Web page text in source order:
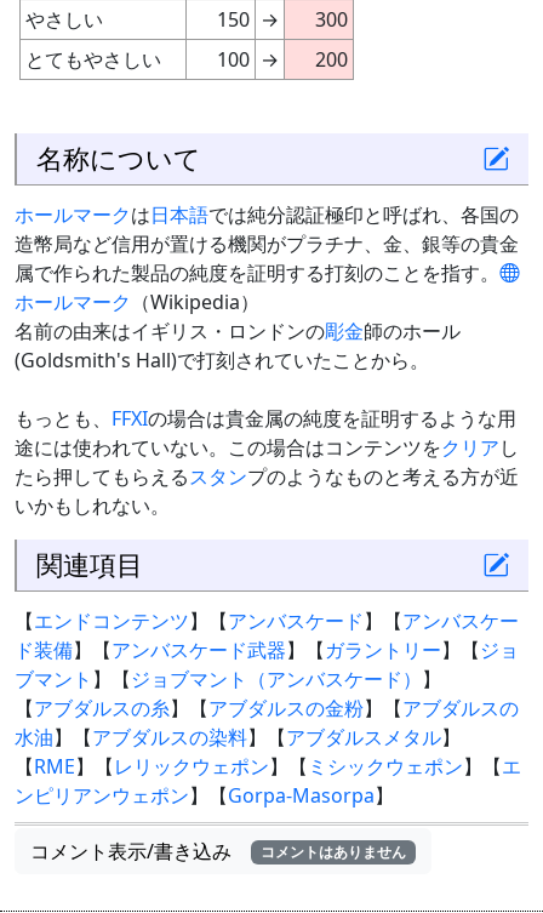
やさしい
150 →
300
とてもやさしい
100 → 200
名称について
ホールマークは日本語では純分認証極印と呼ばれ、各国の
造幣局など信用が置ける機関がプラチナ、金、銀等の貴金
属で作られた製品の純度を証明する打刻のことを指す。
ホールマーク （Wikipedia）
名前の由来はイギリス・ロンドンの彫金師のホール
(Goldsmith's Hall)で打刻されていたことから。
もっとも、 FFXIの場合は貴金属の純度を証明するような用
途には使われていない。この場合はコンテンツをクリアし
たら押してもらえるスタンプのようなものと考える方が近
いかもしれない。
関連項目
【エンドコンテンツ】【アンバスケード】【アンバスケー
ド装備】【アンバスケード武器】【ガラントリー】【ジョ
ブマント 】【ジョブマント（アンバスケード） 】
【アブダルスの糸】【アブダルスの金粉】【アブダルスの
水油】【アブダルスの染料】【アブダルスメタル】
【RME】【レリックウェポン】【 ミシックウェポン】【エ
ンピリアンウェポン】【Gorpa-Masorpa】
コメント表示/書き込み コメントはありません